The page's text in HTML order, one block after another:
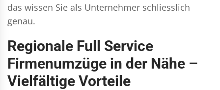
das wissen Sie als Unternehmer schliesslich
genau.
Regionale Full Service
Firmenumzüge in der Nähe –
Vielfältige Vorteile